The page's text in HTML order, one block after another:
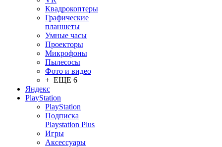
Квадрокоптеры
Графические
планшеты
Умные часы
Проекторы
Микрофоны
Пылесосы
Фото и видео
+ ЕЩЕ 6
Яндекс
PlayStation
PlayStation
Подписка
Playstation Plus
Игры
Аксессуары